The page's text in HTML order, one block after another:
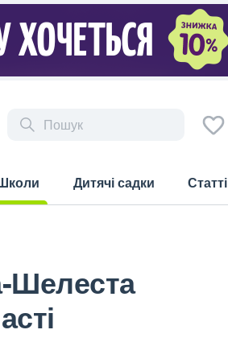
Дитячі садки Статті
Шелеста